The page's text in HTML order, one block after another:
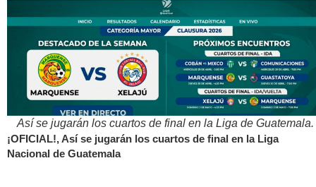
Así se jugarán los cuartos de final en la Liga de Guatemala.
¡OFICIAL!, Así se jugarán los cuartos de final en la Liga
Nacional de Guatemala